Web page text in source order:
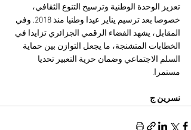
تعزيز الوحدة الوطنية وترسيخ التنوع الثقافي،
خصوصا بعد ترسيم يناير عيدا وطنيا منذ 2018. وفي
المقابل، يشهد الفضاء الرقمي الجزائري تزايدا في
الخطابات المتشنجة، ما يجعل التوازن بين حماية
السلم الاجتماعي وضمان حرية التعبير تحديا
مستمرا.
نسرين ج